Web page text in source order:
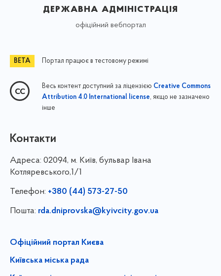
державна адміністрація
офіційний вебпортал
Портал працює в тестовому режимі
Весь контент доступний за ліцензією Creative Commons
Attribution 4.0 International license, якщо не зазначено
інше
Контакти
Адреса: 02094, м. Київ, бульвар Івана
Котляревського,1/1
Телефон: +380 (44) 573-27-50
Пошта: rda.dniprovska@kyivcity.gov.ua
Офіційний портал Києва
Київська міська рада